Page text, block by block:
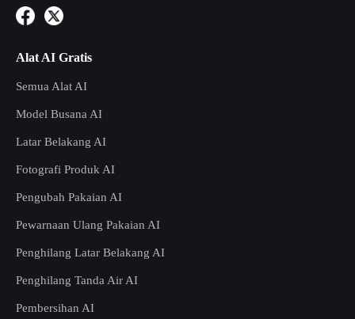
Alat AI Gratis
Semua Alat AI
Model Busana AI
Latar Belakang AI
Fotografi Produk AI
Pengubah Pakaian AI
Pewarnaan Ulang Pakaian AI
Penghilang Latar Belakang AI
Penghilang Tanda Air AI
Pembersihan AI